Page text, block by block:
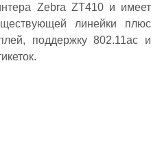
Zebra ZT410 и имеет
линейки плюс
поддержку 802.11ac и